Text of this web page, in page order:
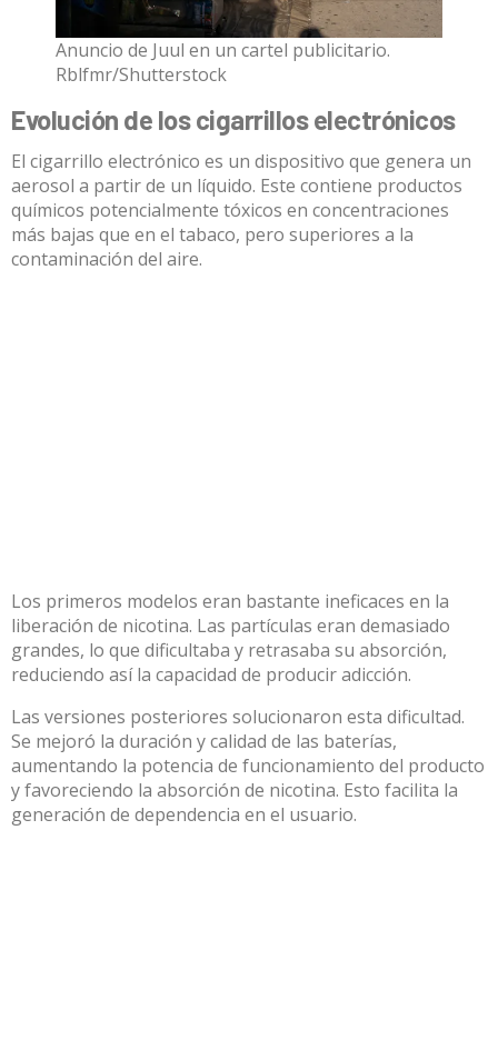
Anuncio de Juul en un cartel publicitario.
Rblfmr/Shutterstock
Evolución de los cigarrillos electrónicos
El cigarrillo electrónico es un dispositivo que genera un
aerosol a partir de un líquido. Este contiene productos
químicos potencialmente tóxicos en concentraciones
más bajas que en el tabaco, pero superiores a la
contaminación del aire.
Los primeros modelos eran bastante ineficaces en la
liberación de nicotina. Las partículas eran demasiado
grandes, lo que dificultaba y retrasaba su absorción,
reduciendo así la capacidad de producir adicción.
Las versiones posteriores solucionaron esta dificultad.
Se mejoró la duración y calidad de las baterías,
aumentando la potencia de funcionamiento del producto
y favoreciendo la absorción de nicotina. Esto facilita la
generación de dependencia en el usuario.